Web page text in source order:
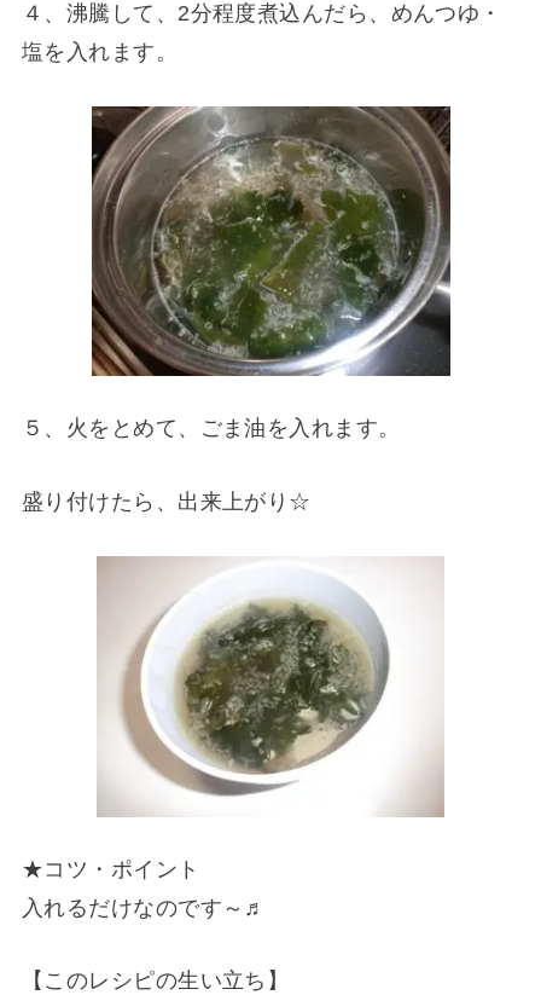
４、沸騰して、2分程度煮込んだら、めんつゆ・
塩を入れます。
５、火をとめて、ごま油を入れます。
盛り付けたら、出来上がり☆
★コツ・ポイント
入れるだけなのです～♬
【このレシピの生い立ち】